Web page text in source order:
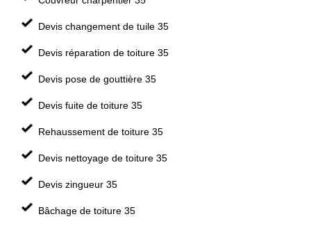
Devis changement de tuile 35
Devis réparation de toiture 35
Devis pose de gouttière 35
Devis fuite de toiture 35
Rehaussement de toiture 35
Devis nettoyage de toiture 35
Devis zingueur 35
Bâchage de toiture 35